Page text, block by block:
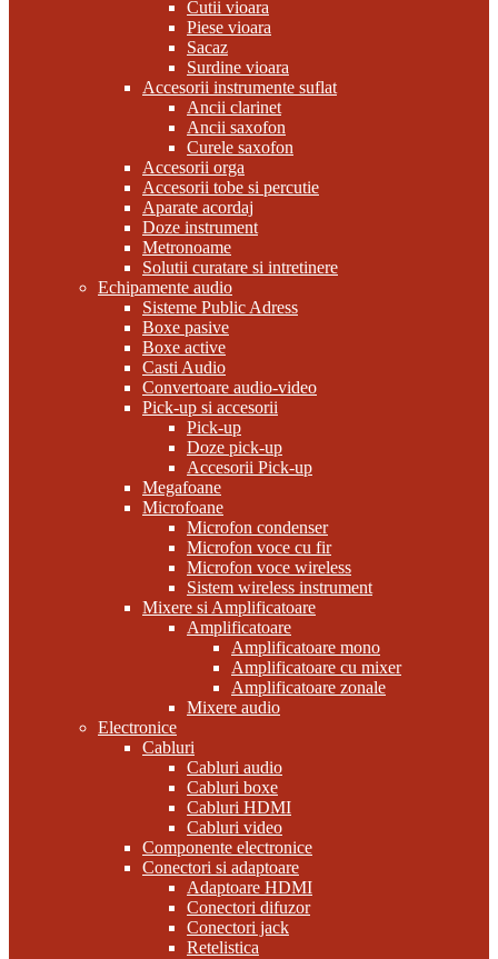
Cutii vioara
Piese vioara
Sacaz
Surdine vioara
Accesorii instrumente suflat
Ancii clarinet
Ancii saxofon
Curele saxofon
Accesorii orga
Accesorii tobe si percutie
Aparate acordaj
Doze instrument
Metronoame
Solutii curatare si intretinere
Echipamente audio
Sisteme Public Adress
Boxe pasive
Boxe active
Casti Audio
Convertoare audio-video
Pick-up si accesorii
Pick-up
Doze pick-up
Accesorii Pick-up
Megafoane
Microfoane
Microfon condenser
Microfon voce cu fir
Microfon voce wireless
Sistem wireless instrument
Mixere si Amplificatoare
Amplificatoare
Amplificatoare mono
Amplificatoare cu mixer
Amplificatoare zonale
Mixere audio
Electronice
Cabluri
Cabluri audio
Cabluri boxe
Cabluri HDMI
Cabluri video
Componente electronice
Conectori si adaptoare
Adaptoare HDMI
Conectori difuzor
Conectori jack
Retelistica